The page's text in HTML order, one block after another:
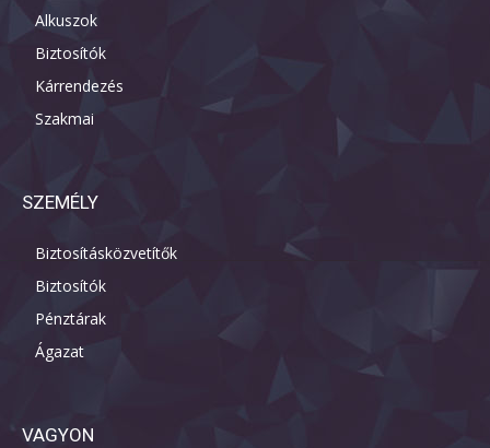
Alkuszok
Biztosítók
Kárrendezés
Szakmai
SZEMÉLY
Biztosításközvetítők
Biztosítók
Pénztárak
Ágazat
VAGYON